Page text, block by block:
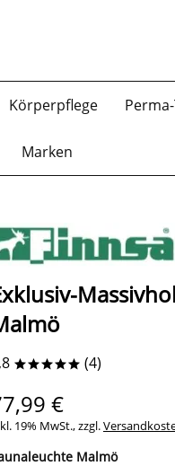
Körperpflege
Marken
***** (4)
€
19% MwSt., zzgl.
Malmö